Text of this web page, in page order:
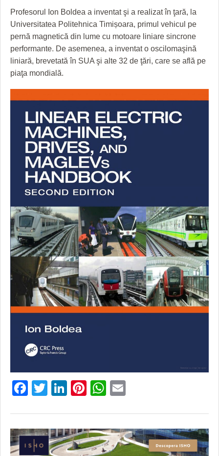
Profesorul Ion Boldea a inventat şi a realizat în ţară, la
Universitatea Politehnica Timișoara, primul vehicul pe
pernă magnetică din lume cu motoare liniare sincrone
performante. De asemenea, a inventat o oscilomaşină
liniară, brevetată în SUA şi alte 32 de ţări, care se află pe
piaţa mondială.
Facebook
Twitter
LinkedIn
Pinterest
WhatsApp